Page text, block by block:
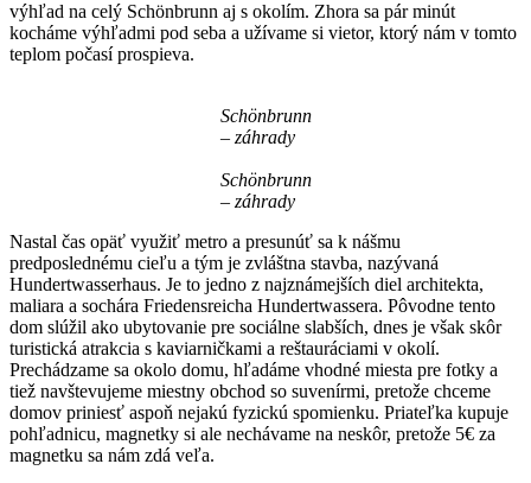
výhľad na celý Schönbrunn aj s okolím. Zhora sa pár minút
kocháme výhľadmi pod seba a užívame si vietor, ktorý nám v tomto
teplom počasí prospieva.
Schönbrunn
– záhrady
Schönbrunn
– záhrady
Nastal čas opäť využiť metro a presunúť sa k nášmu
predposlednému cieľu a tým je zvláštna stavba, nazývaná
Hundertwasserhaus. Je to jedno z najznámejších diel architekta,
maliara a sochára Friedensreicha Hundertwassera. Pôvodne tento
dom slúžil ako ubytovanie pre sociálne slabších, dnes je však skôr
turistická atrakcia s kaviarničkami a reštauráciami v okolí.
Prechádzame sa okolo domu, hľadáme vhodné miesta pre fotky a
tiež navštevujeme miestny obchod so suvenírmi, pretože chceme
domov priniesť aspoň nejakú fyzickú spomienku. Priateľka kupuje
pohľadnicu, magnetky si ale nechávame na neskôr, pretože 5€ za
magnetku sa nám zdá veľa.